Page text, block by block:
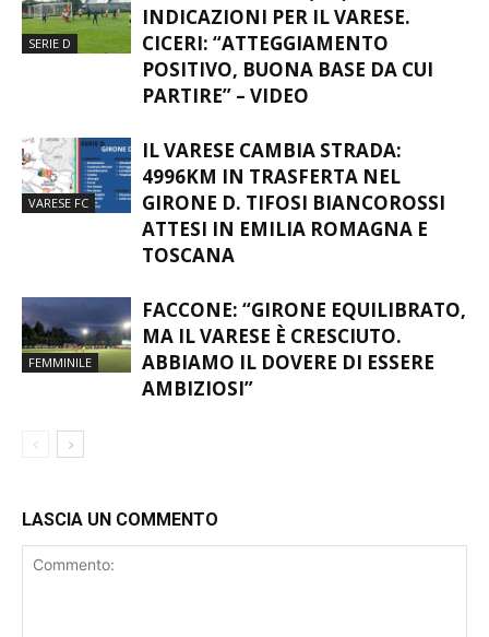
SERIE D
INDICAZIONI PER IL VARESE.
CICERI: “ATTEGGIAMENTO
POSITIVO, BUONA BASE DA CUI
PARTIRE” – VIDEO
VARESE FC
IL VARESE CAMBIA STRADA:
4996KM IN TRASFERTA NEL
GIRONE D. TIFOSI BIANCOROSSI
ATTESI IN EMILIA ROMAGNA E
TOSCANA
FEMMINILE
FACCONE: “GIRONE EQUILIBRATO,
MA IL VARESE È CRESCIUTO.
ABBIAMO IL DOVERE DI ESSERE
AMBIZIOSI”
LASCIA UN COMMENTO